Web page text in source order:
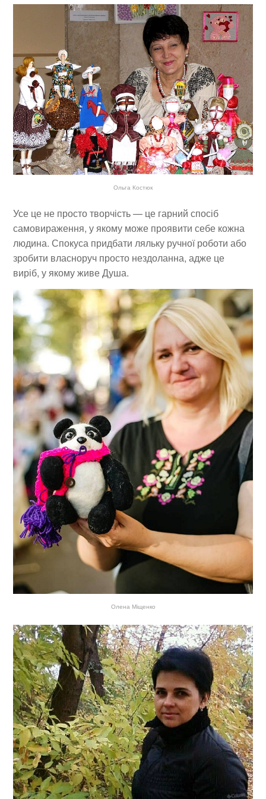
Ольга Костюк
Усе це не просто творчість — це гарний спосіб
самовираження, у якому може проявити себе кожна
людина. Спокуса придбати ляльку ручної роботи або
зробити власноруч просто нездоланна, адже це
виріб, у якому живе Душа.
Олена Міщенко